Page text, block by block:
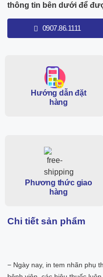
thông tin bên dưới để
0907.86.1111
Hướng dẫn đặt
hàng
Phương thức giao
hàng
Chi tiết sản phẩm
− Ngày nay, in tem nhãn phụ